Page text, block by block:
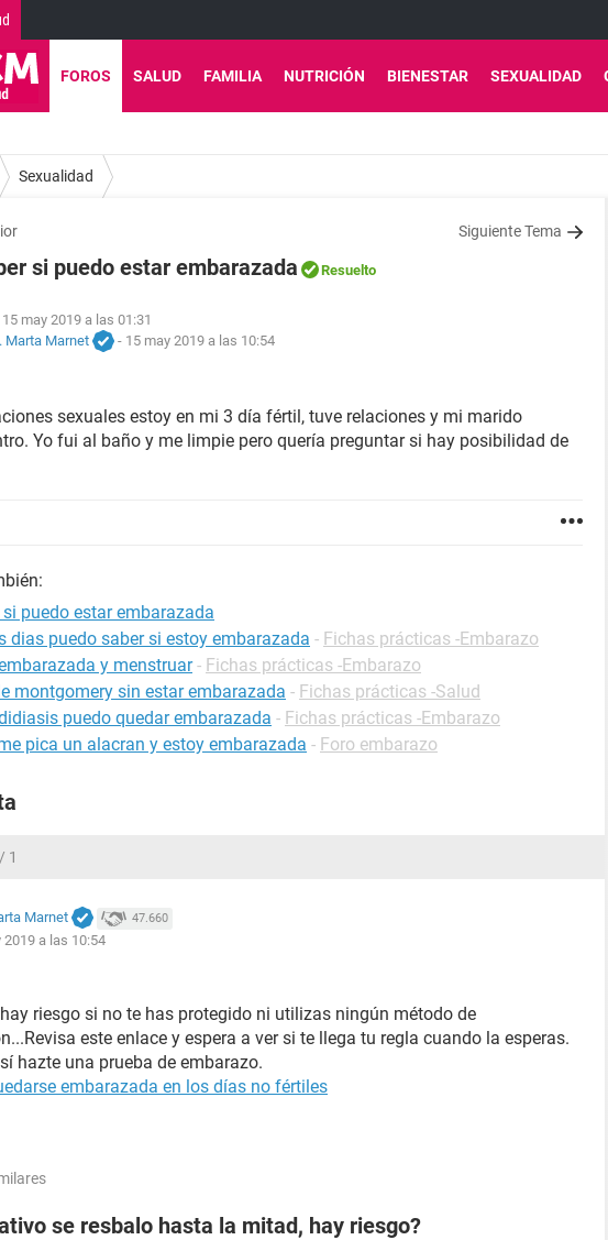
FOROS SALUD FAMILIA NUTRICIÓN BIENESTAR SEXUALIDAD
Sexualidad
Siguiente Tema
si puedo estar embarazada Resuelto
15 may 2019 a las 01:31
Marta Marnet
- 15 may 2019 a las 10:54
sexuales estoy en mi 3 día fértil, tuve relaciones y mi marido
Yo fui al baño y me limpie pero quería preguntar si hay posibilidad de
puedo estar embarazada
dias puedo saber si estoy embarazada - Fichas prácticas -Embarazo
y menstruar - Fichas prácticas -Embarazo
montgomery sin estar embarazada - Fichas prácticas -Salud
puedo quedar embarazada - Fichas prácticas -Embarazo
pica un alacran y estoy embarazada - Foro embarazo
1
Marnet 47.660
2019 a las 10:54
riesgo si no te has protegido ni utilizas ningún método de
este enlace y espera a ver si te llega tu regla cuando la esperas.
hazte una prueba de embarazo.
embarazada en los días no fértiles
se resbalo hasta la mitad, hay riesgo?